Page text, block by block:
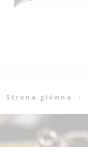
Strona główna